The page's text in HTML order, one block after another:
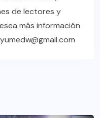
de lectores y
más información